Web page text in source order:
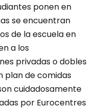
ponen en
se encuentran
de la escuela en
a los
privadas o dobles
plan de comidas
cuidadosamente
por Eurocentres